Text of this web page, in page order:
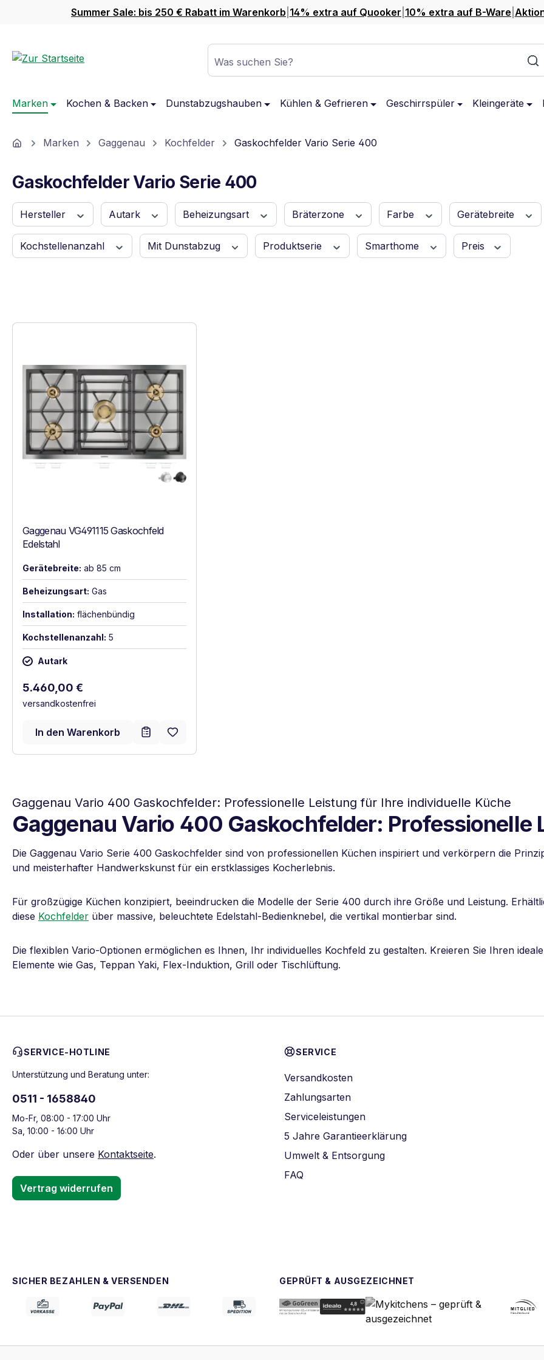
Hauptinhalt springen
Zur Suche springen
Zur Hauptnavigation springen
Summer Sale: bis 250 € Rabatt im Warenkorb 14% extra auf Quooker 10% extra auf B-Ware
Was suchen Sie?
Marken Kochen & Backen Dunstabzugshauben Kühlen & Gefrieren Geschirrspüler Kleingeräte
HomeMarken Gaggenau Kochfelder Gaskochfelder Vario Serie 400
Gaskochfelder Vario Serie 400
Hersteller Autark Beheizungsart Bräterzone Farbe Gerätebreite
Kochstellenanzahl Mit Dunstabzug Produktserie Smarthome Preis
Gaggenau VG491115 Gaskochfeld
Edelstahl
Gerätebreite: ab 85 cm
Beheizungsart: Gas
Installation: flächenbündig
Kochstellenanzahl: 5
Autark
Regulärer Preis:
5.460,00 €
versandkostenfrei
In den Warenkorb
Gaggenau Vario 400 Gaskochfelder: Professionelle Leistung für Ihre individuelle Küche
Gaggenau Vario 400 Gaskochfelder: Professionelle
Die Gaggenau Vario Serie 400 Gaskochfelder sind von professionellen Küchen inspiriert und verkörpern die
und meisterhafter Handwerkskunst für ein erstklassiges Kocherlebnis.
Für großzügige Küchen konzipiert, beeindrucken die Modelle der Serie 400 durch ihre Größe und Leistung.
diese Kochfelder über massive, beleuchtete Edelstahl-Bedienknebel, die vertikal montierbar sind.
Die flexiblen Vario-Optionen ermöglichen es Ihnen, Ihr individuelles Kochfeld zu gestalten. Kreieren Sie Ihren
Elemente wie Gas, Teppan Yaki, Flex-Induktion, Grill oder Tischlüftung.
SERVICE-HOTLINE
Unterstützung und Beratung unter:
0511 - 1658840
Mo-Fr, 08:00 - 17:00 Uhr
Sa, 10:00 - 16:00 Uhr
Oder über unsere Kontaktseite.
Vertrag widerrufen
SERVICE
Versandkosten
Zahlungsarten
Serviceleistungen
5 Jahre Garantieerklärung
Umwelt & Entsorgung
FAQ
SICHER BEZAHLEN & VERSENDEN GEPRÜFT & AUSGEZEICHNET